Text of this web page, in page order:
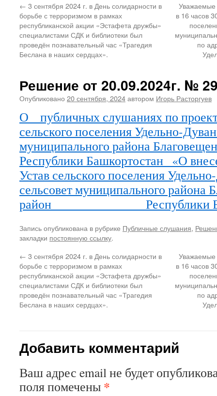
← 3 сентября 2024 г. в День солидарности в
борьбе с терроризмом в рамках
республиканской акции «Эстафета дружбы»
специалистами СДК и библиотеки был
проведён познавательный час «Трагедия
Беслана в наших сердцах».
Уважаемые
в 16 часов
по
Решение от 20.09.2024г. №
Опубликовано 20 сентября, 2024автором Игорь Расторгуев
О публичных слушаниях по
сельского поселения Удельно-
муниципального района
Республики Башкортостан «О
Устав сельского поселения
сельсовет муниципального района
район Республики
Запись опубликована в рубрике Публичные слушания,
закладки постоянную ссылку.
← 3 сентября 2024 г. в День солидарности в
борьбе с терроризмом в рамках
республиканской акции «Эстафета дружбы»
специалистами СДК и библиотеки был
проведён познавательный час «Трагедия
Беслана в наших сердцах».
Уважаемые
в 16 часов
по
Добавить комментарий
Ваш адрес email не будет
поля помечены *